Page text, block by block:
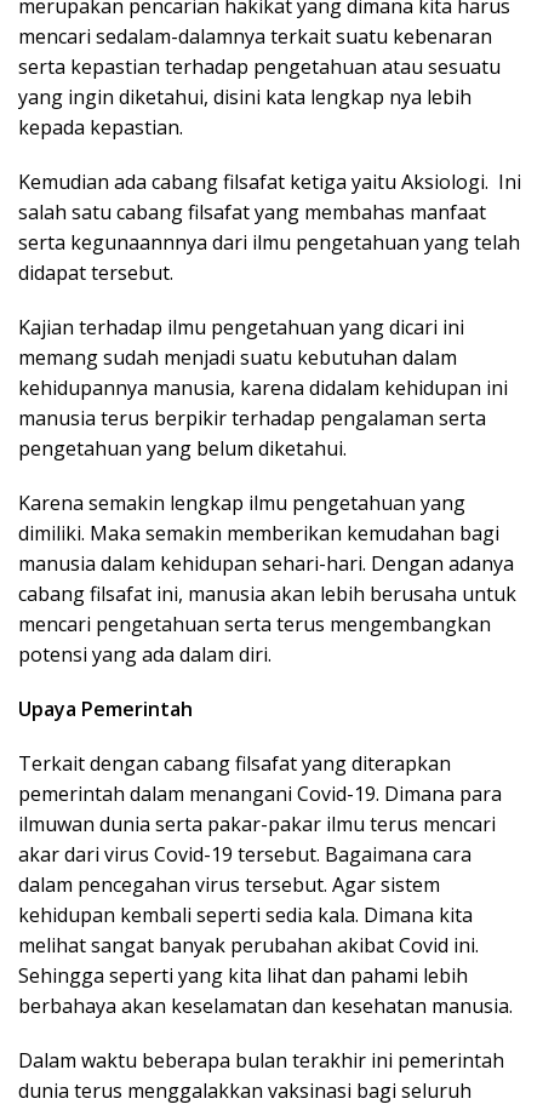
merupakan pencarian hakikat yang dimana kita harus
mencari sedalam-dalamnya terkait suatu kebenaran
serta kepastian terhadap pengetahuan atau sesuatu
yang ingin diketahui, disini kata lengkap nya lebih
kepada kepastian.
Kemudian ada cabang filsafat ketiga yaitu Aksiologi. Ini
salah satu cabang filsafat yang membahas manfaat
serta kegunaannnya dari ilmu pengetahuan yang telah
didapat tersebut.
Kajian terhadap ilmu pengetahuan yang dicari ini
memang sudah menjadi suatu kebutuhan dalam
kehidupannya manusia, karena didalam kehidupan ini
manusia terus berpikir terhadap pengalaman serta
pengetahuan yang belum diketahui.
Karena semakin lengkap ilmu pengetahuan yang
dimiliki. Maka semakin memberikan kemudahan bagi
manusia dalam kehidupan sehari-hari. Dengan adanya
cabang filsafat ini, manusia akan lebih berusaha untuk
mencari pengetahuan serta terus mengembangkan
potensi yang ada dalam diri.
Upaya Pemerintah
Terkait dengan cabang filsafat yang diterapkan
pemerintah dalam menangani Covid-19. Dimana para
ilmuwan dunia serta pakar-pakar ilmu terus mencari
akar dari virus Covid-19 tersebut. Bagaimana cara
dalam pencegahan virus tersebut. Agar sistem
kehidupan kembali seperti sedia kala. Dimana kita
melihat sangat banyak perubahan akibat Covid ini.
Sehingga seperti yang kita lihat dan pahami lebih
berbahaya akan keselamatan dan kesehatan manusia.
Dalam waktu beberapa bulan terakhir ini pemerintah
dunia terus menggalakkan vaksinasi bagi seluruh